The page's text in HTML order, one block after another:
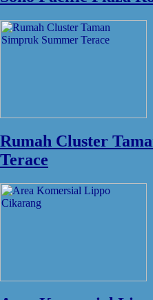
Rumah Cluster
Terace